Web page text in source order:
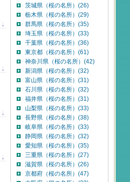
茨城県（桜の名所）(26)
栃木県（桜の名所）(29)
群馬県（桜の名所）(35)
埼玉県（桜の名所）(33)
千葉県（桜の名所）(36)
東京都（桜の名所）(61)
神奈川県（桜の名所）(42)
新潟県（桜の名所）(32)
富山県（桜の名所）(31)
石川県（桜の名所）(32)
福井県（桜の名所）(31)
山梨県（桜の名所）(33)
長野県（桜の名所）(38)
岐阜県（桜の名所）(33)
静岡県（桜の名所）(32)
愛知県（桜の名所）(35)
三重県（桜の名所）(27)
滋賀県（桜の名所）(26)
京都府（桜の名所）(47)